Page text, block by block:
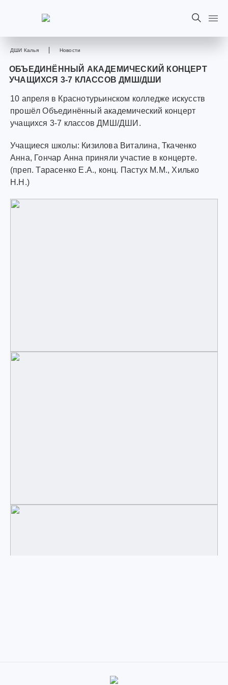
ДШИ Калья Новости
ОБЪЕДИНЁННЫЙ АКАДЕМИЧЕСКИЙ КОНЦЕРТ
УЧАЩИХСЯ 3-7 КЛАССОВ ДМШ/ДШИ
10 апреля в Краснотурьинском колледже искусств
прошёл Объединённый академический концерт
учащихся 3-7 классов ДМШ/ДШИ.
Учащиеся школы: Кизилова Виталина, Ткаченко
Анна, Гончар Анна приняли участие в концерте.
(преп. Тарасенко Е.А., конц. Пастух М.М., Хилько
Н.Н.)